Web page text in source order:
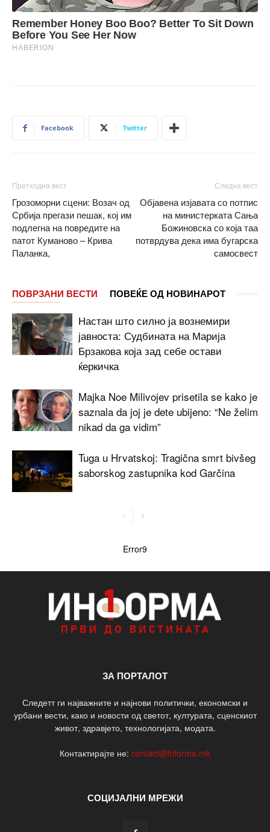
Facebook Twitter
Претходна вест
Грозоморни сцени: Возач од
Србија прегази пешак, кој им
подлегна на повредите на
патот Куманово – Крива
Паланка,
Следна вест
Објавена изјавата со потпис
на министерката Сања
Божиновска со која таа
потврдува дека има бугарска
самосвест
ПОВРЗАНИ ВЕСТИ ПОВЕЌЕ ОД НОВИНАРОТ
Настан што силно ја вознемири
јавноста: Судбината на Марија
Брзакова која зад себе остави
ќеркичка
Majka Noe Milivojev prisetila se kako je
saznala da joj je dete ubijeno: “Ne želim
nikad da ga vidim”
Tuga u Hrvatskoj: Tragična smrt bivšeg
saborskog zastupnika kod Garčina
Error9
ЗА ПОРТАЛОТ
Следетт ги најважните и најнови политички, економски и
урбани вести, како и новости од светот, културата, сценскиот
живот, здравјето, технологијата, модата.
Контактирајте не: contact@informa.mk
СОЦИЈАЛНИ МРЕЖИ